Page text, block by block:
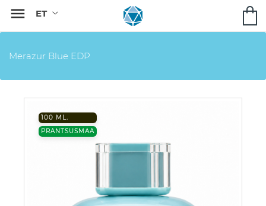

Merazur Blue EDP
100 ML.
PRANTSUSMAA